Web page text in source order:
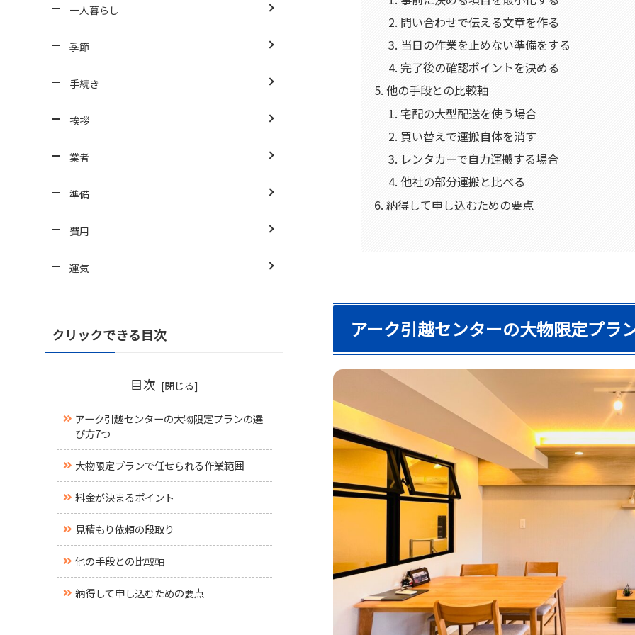
問い合わせで伝える文章を作る
当日の作業を止めない準備をする
完了後の確認ポイントを決める
他の手段との比較軸
宅配の大型配送を使う場合
買い替えで運搬自体を消す
レンタカーで自力運搬する場合
他社の部分運搬と比べる
納得して申し込むための要点
アーク引越センターの大物限定プラ
一人暮らし
季節
手続き
挨拶
業者
準備
費用
運気
クリックできる目次
目次
アーク引越センターの大物限定プランの選
び方7つ
大物限定プランで任せられる作業範囲
料金が決まるポイント
見積もり依頼の段取り
他の手段との比較軸
納得して申し込むための要点